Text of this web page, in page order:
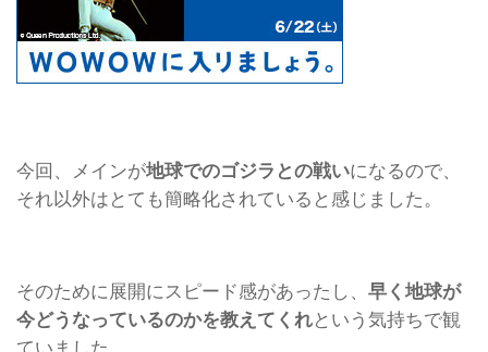
今回、メインが地球でのゴジラとの戦いになるので、
それ以外はとても簡略化されていると感じました。
そのために展開にスピード感があったし、 早く地球が
今どうなっているのかを教えてくれという気持ちで観